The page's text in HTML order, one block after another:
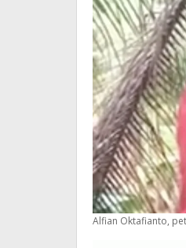
Alfian Oktafianto,